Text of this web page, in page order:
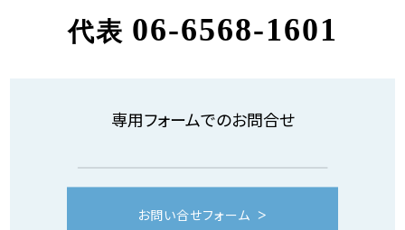
代表 06-6568-1601
専用フォームでのお問合せ
お問い合せフォーム